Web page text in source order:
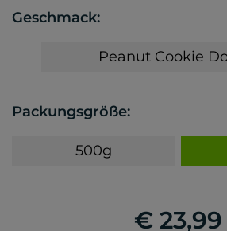
Geschmack:
Peanut Cookie
Packungsgröße:
500g
€ 23,99